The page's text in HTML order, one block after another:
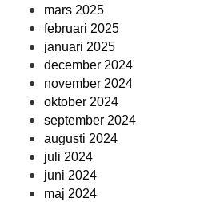
mars 2025
februari 2025
januari 2025
december 2024
november 2024
oktober 2024
september 2024
augusti 2024
juli 2024
juni 2024
maj 2024